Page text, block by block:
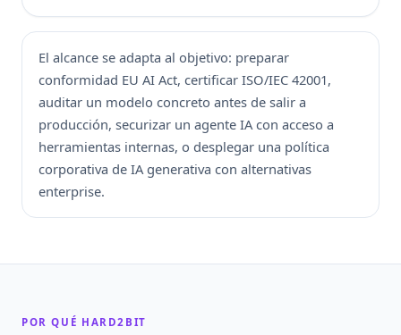
El alcance se adapta al objetivo: preparar
conformidad EU AI Act, certificar ISO/IEC 42001,
auditar un modelo concreto antes de salir a
producción, securizar un agente IA con acceso a
herramientas internas, o desplegar una política
corporativa de IA generativa con alternativas
enterprise.
POR QUÉ HARD2BIT